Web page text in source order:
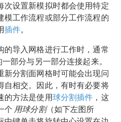
次设置新模拟时都会使用特定
模工作流程或部分工作流程的
插件。
的导入网格进行工作时，通常
部分与另一部分连接起来。
新分割面网格时可能会出现问
自相交。因此，有时有必要将
的方法是使用球分割插件 ，这
个 用球分割（如下左图所